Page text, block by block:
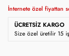
İnternete özel fiyattan
ÜCRETSIZ KARGO
Size özel üretilir 15